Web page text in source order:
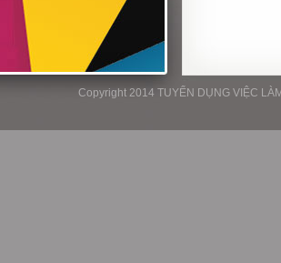
Copyright 2014 TUYỂN DỤNG VIỆC